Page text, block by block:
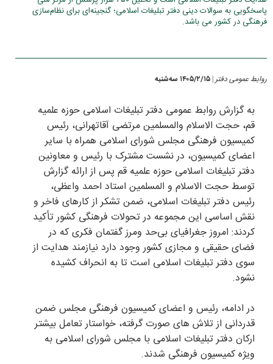
پاسخگویی به سوالات دینی دفتر تبلیغات اسلامی؛ گنجینه‌ای برای نظام‌سازی
فرهنگی در کشور می باشد.
روابط عمومی دفتر ۱۴۰۵/۲/۱۵ سه‌شنبه
به گزارش روابط عمومی دفتر تبلیغات اسلامی حوزه علمیه
قم، حجت الاسلام والمسلمین مرتضی آقاتهرانی، رئیس
کمیسیون فرهنگی مجلس شورای اسلامی همراه با سایر
اعضای کمیسیون، در نشست مشترک با رئیس و معاونین
دفتر تبلیغات اسلامی حوزه علمیه قم پس از ارائه گزارش
توسط حجت الاسلام و المسلمین استاد احمد واعظی،
رئیس دفتر تبلیغات اسلامی، ضمن تشکر از کارهای فاخر و
نقش اساسی این مجموعه در تحولات فرهنگی کشور تأکید
کردند: امروز جغرافیای بی‌حد ومرز گفتمان فکری که در
فضای حقیقی و مجازی کشور وجود دارد نیازمند هدایت از
سوی دفتر تبلیغات اسلامی است تا به انحراف کشیده
نشود.
در ادامه، رئیس و اعضای کمیسیون فرهنگی مجلس ضمن
قدردانی از تلاش های صورت گرفته، خواستار تعامل بیشتر
ارکان دفتر تبلیغات اسلامی با مجلس شورای اسلامی به
ویژه کمیسیون فرهنگی شدند.